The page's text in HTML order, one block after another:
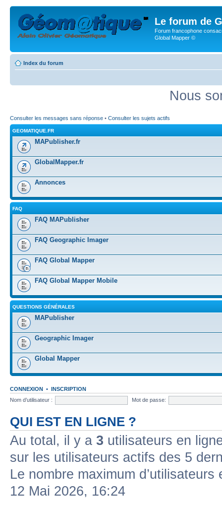
Le forum de
Forum francophone
Global Mapper ©
Index du forum
Nous
Consulter les messages sans réponse • Consulter les sujets actifs
GEOMATIQUE.FR
MAPublisher.fr
GlobalMapper.fr
Annonces
FAQ
FAQ MAPublisher
FAQ Geographic Imager
FAQ Global Mapper
FAQ Global Mapper Mobile
QUESTIONS GÉNÉRALES
MAPublisher
Geographic Imager
Global Mapper
CONNEXION • INSCRIPTION
Nom d’utilisateur :
Mot de passe:
QUI EST EN LIGNE ?
Au total, il y a 3 utilisateurs en
sur les utilisateurs actifs des 5
Le nombre maximum
12 Mai 2026, 16:24